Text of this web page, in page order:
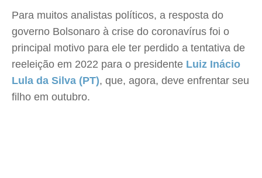
Para muitos analistas políticos, a resposta do
governo Bolsonaro à crise do coronavírus foi o
principal motivo para ele ter perdido a tentativa de
reeleição em 2022 para o presidente Luiz Inácio
Lula da Silva (PT), que, agora, deve enfrentar seu
filho em outubro.